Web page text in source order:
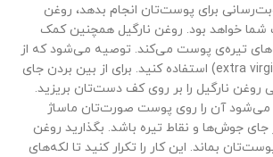
برای پوست‌تان انجام بدهد، روغن
شما خواهد بود. روغن نارگیل همچنین کمک
تیره‌ی پوست می‌کند. توصیه می‌شود که از
روغن نارگیل فرابکر (extra virgin) استفاده کنید. برای از بین بردن جای
روغن نارگیل را بر روی کف دست‌تان بریزید.
می‌شود آن را روی پوست صور‌ت‌تان ماساژ
جای جوش‌ها و نقاط تیره باشد. بگذارید روغن
بماند. این کار را تکرار کنید تا لکه‌های